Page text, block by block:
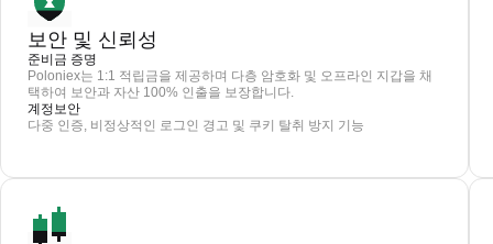
보안 및 신뢰성
준비금 증명
Poloniex는 1:1 적립금을 제공하며 다층 암호화 및 오프라인 지갑을 채
택하여 보안과 자산 100% 인출을 보장합니다.
계정보안
다중 인증, 비정상적인 로그인 경고 및 쿠키 탈취 방지 기능